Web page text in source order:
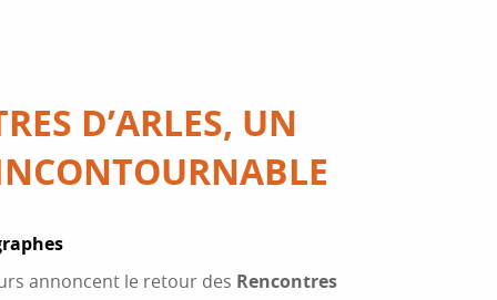
D’ARLES, UN
annoncent le retour des Rencontres